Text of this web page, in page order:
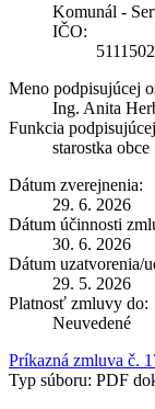
Komunál -
IČO:
Meno podpisujúcej
Ing. Anita
Funkcia
starostka obce
Dátum zverejnenia:
29. 6. 2026
Dátum účinnosti
30. 6. 2026
Dátum uzatvorenia/
29. 5. 2026
Platnosť zmluvy do:
Neuvedené
Príkazná zmluva č.
Typ súboru: PDF